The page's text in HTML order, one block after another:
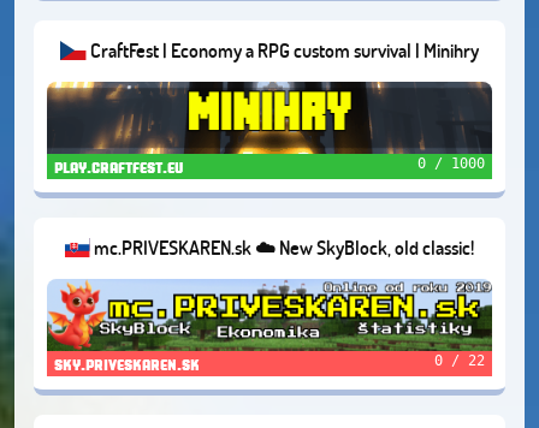
CraftFest | Economy a RPG custom survival | Minihry
play.craftfest.eu 0 / 1000
mc.PRIVESKAREN.sk ☁️ New SkyBlock, old classic!
sky.priveskaren.sk 0 / 22